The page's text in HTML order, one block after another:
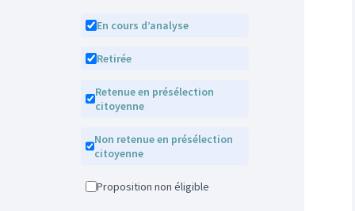
En cours d’analyse
Retirée
Retenue en présélection
citoyenne
Non retenue en présélection
citoyenne
Proposition non éligible